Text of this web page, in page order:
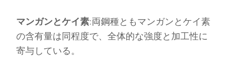
マンガンとケイ素:両鋼種ともマンガンとケイ素
の含有量は同程度で、全体的な強度と加工性に
寄与している。